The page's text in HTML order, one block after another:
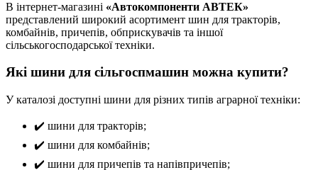
В інтернет-магазині «Автокомпоненти АВТЕК»
представлений широкий асортимент шин для тракторів,
комбайнів, причепів, обприскувачів та іншої
сільськогосподарської техніки.
Які шини для сільгоспмашин можна купити?
У каталозі доступні шини для різних типів аграрної техніки:
✔️ шини для тракторів;
✔️ шини для комбайнів;
✔️ шини для причепів та напівпричепів;